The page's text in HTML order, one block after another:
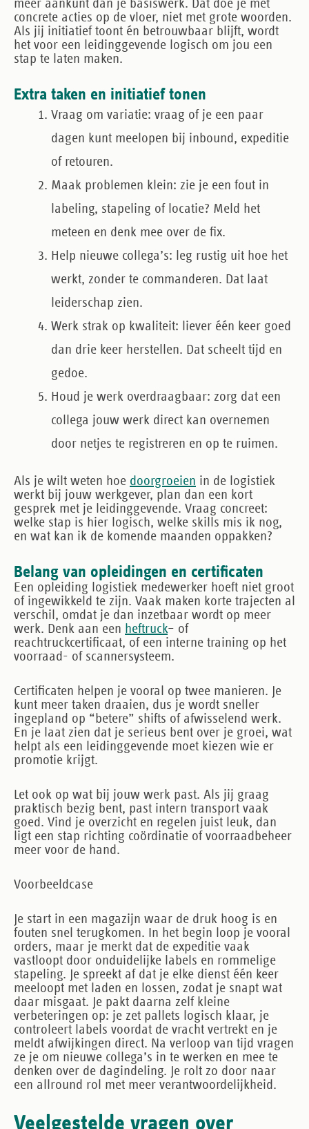
meer aankunt dan je basiswerk. Dat doe je met
concrete acties op de vloer, niet met grote woorden.
Als jij initiatief toont én betrouwbaar blijft, wordt
het voor een leidinggevende logisch om jou een
stap te laten maken.
Extra taken en initiatief tonen
Vraag om variatie: vraag of je een paar
dagen kunt meelopen bij inbound, expeditie
of retouren.
Maak problemen klein: zie je een fout in
labeling, stapeling of locatie? Meld het
meteen en denk mee over de fix.
Help nieuwe collega’s: leg rustig uit hoe het
werkt, zonder te commanderen. Dat laat
leiderschap zien.
Werk strak op kwaliteit: liever één keer goed
dan drie keer herstellen. Dat scheelt tijd en
gedoe.
Houd je werk overdraagbaar: zorg dat een
collega jouw werk direct kan overnemen
door netjes te registreren en op te ruimen.
Als je wilt weten hoe doorgroeien in de logistiek
werkt bij jouw werkgever, plan dan een kort
gesprek met je leidinggevende. Vraag concreet:
welke stap is hier logisch, welke skills mis ik nog,
en wat kan ik de komende maanden oppakken?
Belang van opleidingen en certificaten
Een opleiding logistiek medewerker hoeft niet groot
of ingewikkeld te zijn. Vaak maken korte trajecten al
verschil, omdat je dan inzetbaar wordt op meer
werk. Denk aan een heftruck– of
reachtruckcertificaat, of een interne training op het
voorraad- of scannersysteem.
Certificaten helpen je vooral op twee manieren. Je
kunt meer taken draaien, dus je wordt sneller
ingepland op “betere” shifts of afwisselend werk.
En je laat zien dat je serieus bent over je groei, wat
helpt als een leidinggevende moet kiezen wie er
promotie krijgt.
Let ook op wat bij jouw werk past. Als jij graag
praktisch bezig bent, past intern transport vaak
goed. Vind je overzicht en regelen juist leuk, dan
ligt een stap richting coördinatie of voorraadbeheer
meer voor de hand.
Voorbeeldcase
Je start in een magazijn waar de druk hoog is en
fouten snel terugkomen. In het begin loop je vooral
orders, maar je merkt dat de expeditie vaak
vastloopt door onduidelijke labels en rommelige
stapeling. Je spreekt af dat je elke dienst één keer
meeloopt met laden en lossen, zodat je snapt wat
daar misgaat. Je pakt daarna zelf kleine
verbeteringen op: je zet pallets logisch klaar, je
controleert labels voordat de vracht vertrekt en je
meldt afwijkingen direct. Na verloop van tijd vragen
ze je om nieuwe collega’s in te werken en mee te
denken over de dagindeling. Je rolt zo door naar
een allround rol met meer verantwoordelijkheid.
Veelgestelde vragen over